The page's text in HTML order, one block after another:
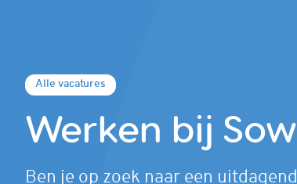
Alle vacatures
Werken bij
Ben je op zoek naar een